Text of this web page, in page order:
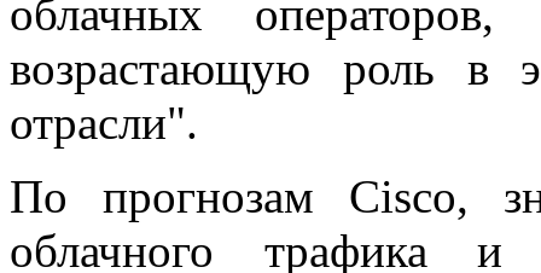
облачных
возрастающую роль в
отрасли".
По прогнозам Cisco,
облачного трафика